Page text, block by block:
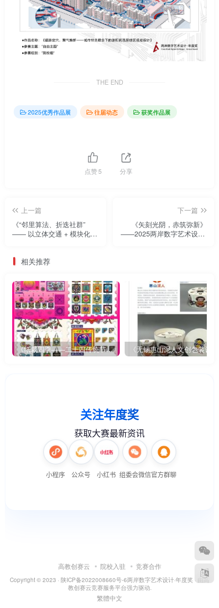
THE END
2025优秀作品展 往届动态 获奖作品展
点赞5 分享
上一篇
《“邻里算法、折迭社群”
—— 以立体交通 + 模块化插
的未来生活共同体》——
奖优秀作品展
下一篇
《矢刻光阴，赤筑弥新》
——2025两岸数字艺术设计·
相关推荐
《纸裁四季——二十四传统节气文创设计》 《无锡惠山泥人文创包装设
高教创赛云 院校入驻 竞赛合作
Copyright © 2023 · 陕ICP备2022008660号-6两岸数字艺术设计·年度奖 · 由高
教创赛云竞赛服务平台强力驱动.
繁體中文